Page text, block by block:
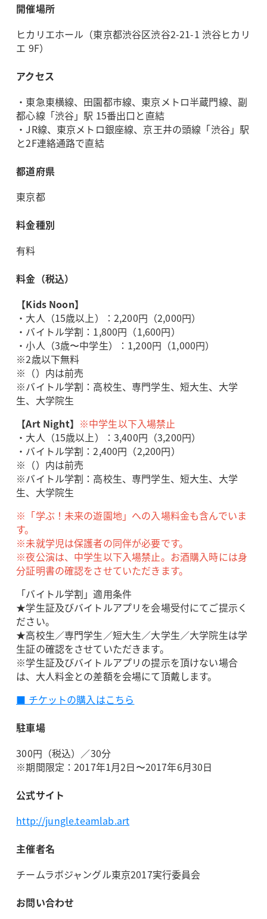
開催場所
ヒカリエホール（東京都渋谷区渋谷2-21-1 渋谷ヒカリ
エ 9F）
アクセス
・東急東横線、田園都市線、東京メトロ半蔵門線、副
都心線「渋谷」駅 15番出口と直結
・JR線、東京メトロ銀座線、京王井の頭線「渋谷」駅
と2F連絡通路で直結
都道府県
東京都
料金種別
有料
料金（税込）
【Kids Noon】
・大人（15歳以上）：2,200円（2,000円）
・バイトル学割：1,800円（1,600円）
・小人（3歳〜中学生）：1,200円（1,000円）
※2歳以下無料
※（）内は前売
※バイトル学割：高校生、専門学生、短大生、大学
生、大学院生
【Art Night】 ※中学生以下入場禁止
・大人（15歳以上）：3,400円（3,200円）
・バイトル学割：2,400円（2,200円）
※（）内は前売
※バイトル学割：高校生、専門学生、短大生、大学
生、大学院生
※「学ぶ！未来の遊園地」への入場料金も含んでいま
す。
※未就学児は保護者の同伴が必要です。
※夜公演は、中学生以下入場禁止。お酒購入時には身
分証明書の確認をさせていただきます。
「バイトル学割」適用条件
★学生証及びバイトルアプリを会場受付にてご提示く
ださい。
★高校生／専門学生／短大生／大学生／大学院生は学
生証の確認をさせていただきます。
※学生証及びバイトルアプリの提示を頂けない場合
は、大人料金との差額を会場にて頂戴します。
■ チケットの購入はこちら
駐車場
300円（税込）／30分
※期間限定：2017年1月2日〜2017年6月30日
公式サイト
http://jungle.teamlab.art
主催者名
チームラボジャングル東京2017実行委員会
お問い合わせ